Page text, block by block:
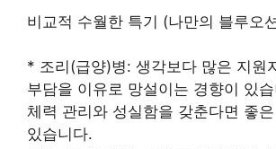
비교적 수월한 특기 (나만의 블루오
* 조리(급양)병: 생각보다 많은 지원
부담을 이유로 망설이는 경향이 있
체력 관리와 성실함을 갖춘다면 좋
있습니다.